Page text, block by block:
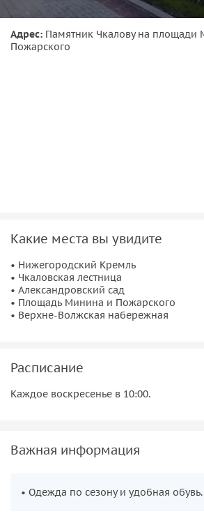
спрятанное сокровище, причуды
гламур, партийная гостиница.
оставили сталинский руководители
Увидим всё самое главное в Нижнем
Адрес: Памятник Чкалову на площади
Пожарского
Какие места вы увидите
• Нижегородский Кремль
• Чкаловская лестница
• Александровский сад
• Площадь Минина и Пожарского
• Верхне-Волжская набережная
Расписание
Каждое воскресенье в 10:00.
Важная информация
• Одежда по сезону и удобная обувь.